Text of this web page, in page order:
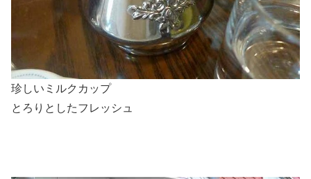
珍しいミルクカップ
とろりとしたフレッシュ